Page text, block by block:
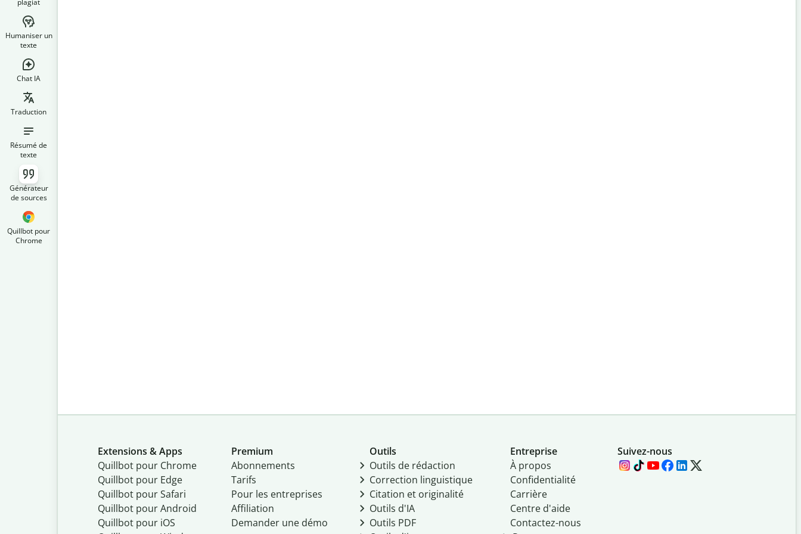
plagiat
Humaniser un
texte
Chat IA
Traduction
Résumé de
texte
Générateur
de sources
Quillbot pour
Chrome
Extensions & Apps
Quillbot pour Chrome
Quillbot pour Edge
Quillbot pour Safari
Quillbot pour Android
Quillbot pour iOS
Premium
Abonnements
Tarifs
Pour les entreprises
Affiliation
Demander une démo
Outils
Outils de rédaction
Correction linguistique
Citation et originalité
Outils d'IA
Outils PDF
Entreprise
À propos
Confidentialité
Carrière
Centre d'aide
Contactez-nous
Suivez-nous